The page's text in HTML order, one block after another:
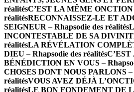
réalitésC’EST LA MÊME ONCTION
réalitésRECONNAISSEZ-LE ET
SEIGNEUR – Rhapsodie des réalités
INCONTESTABLE DE SA
réalitésLA RÉVÉLATION
DIEU – Rhapsodie des réalités
BÉNÉDICTION EN VOUS –
CHOSES DONT NOUS PARLONS –
réalitésVOUS AVEZ DÉJÀ
réalitésLE BON FONDEMENT DE